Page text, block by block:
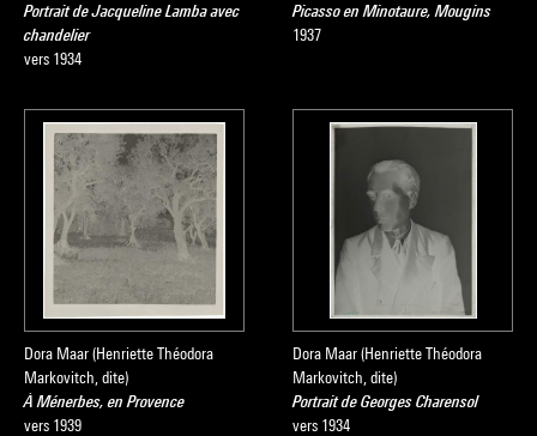
Portrait de Jacqueline Lamba avec
chandelier
vers 1934
Picasso en Minotaure, Mougins
1937
Dora Maar (Henriette Théodora
Markovitch, dite)
À Ménerbes, en Provence
vers 1939
Dora Maar (Henriette Théodora
Markovitch, dite)
Portrait de Georges Charensol
vers 1934